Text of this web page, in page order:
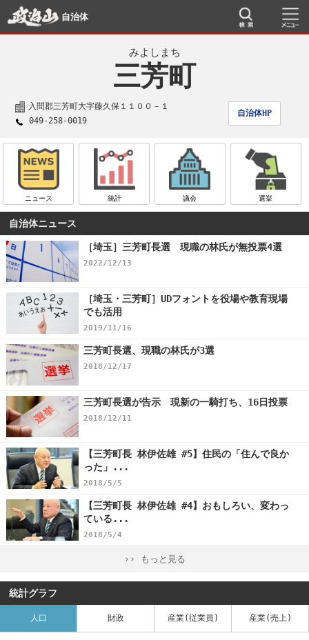
自治体
みよしまち
三芳町
入間郡三芳町大字藤久保１１００－１
自治体HP
049-258-0019
ニュース 統計 議会 選挙
自治体ニュース
［埼玉］三芳町長選 現職の林氏が無投票4選
2022/12/13
［埼玉・三芳町］UDフォントを役場や教育現場
でも活用
2019/11/16
三芳町長選、現職の林氏が3選
2018/12/17
三芳町長選が告示 現新の一騎打ち、16日投票
2018/12/11
【三芳町長 林伊佐雄 #5】住民の「住んで良か
った」...
2018/5/5
【三芳町長 林伊佐雄 #4】おもしろい、変わっ
ている...
2018/5/4
›› もっと見る
統計グラフ
人口 財政 産業(従業員) 産業(売上)